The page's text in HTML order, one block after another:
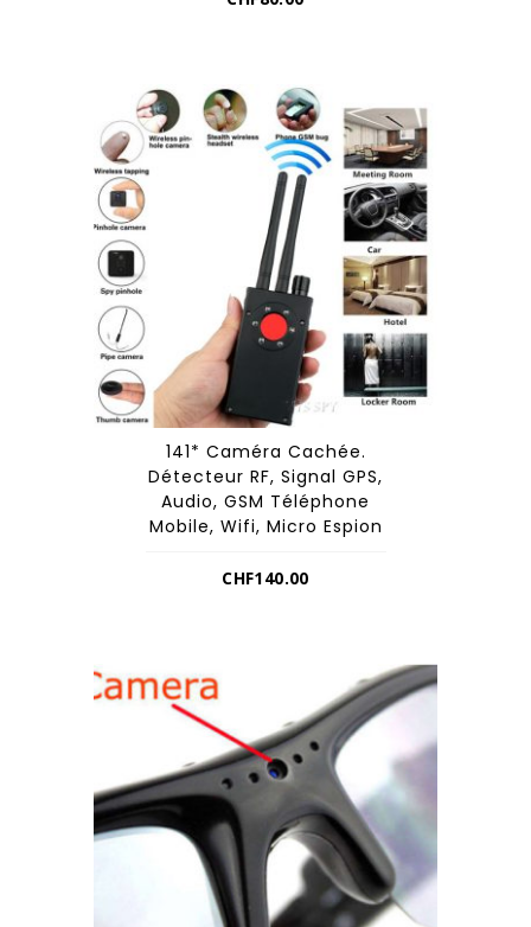
141* Caméra Cachée.
Détecteur RF, Signal GPS,
Audio, GSM Téléphone
Mobile, Wifi, Micro Espion
CHF140.00